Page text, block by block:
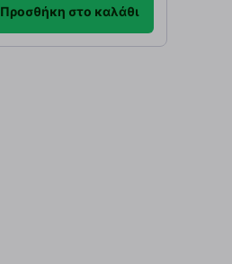
Προσθήκη στο καλάθι